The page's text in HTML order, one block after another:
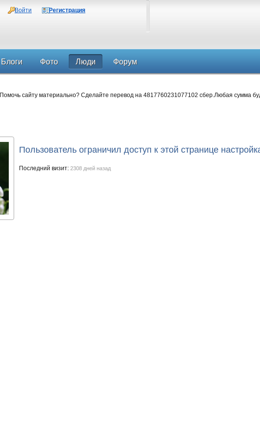
Войти Регистрация
Блоги Фото Люди Форум
Помочь сайту материально? Сделайте перевод на 4817760231077102 сбер.Любая сумма
Пользователь ограничил доступ к этой странице
Последний визит: 2308 дней назад